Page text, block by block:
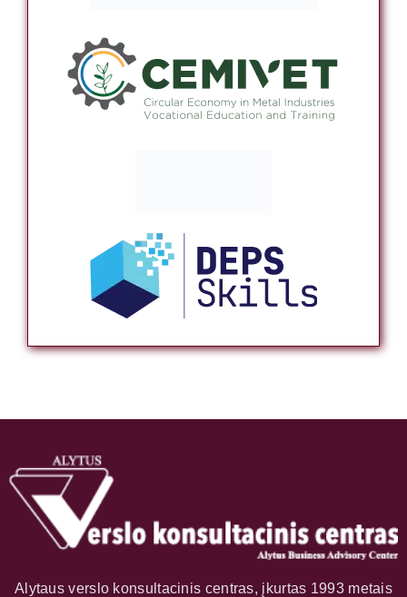
Alytaus verslo konsultacinis centras, įkurtas 1993 metais